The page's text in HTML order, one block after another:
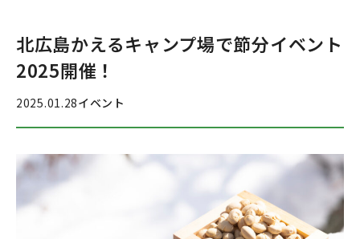
北広島かえるキャンプ場で節分イベント
2025開催！
2025.01.28イベント